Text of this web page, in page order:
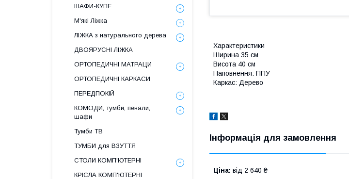
Характеристики
Ширина 35 см
Висота 40 см
Наповнення: ППУ
Каркас: Дерево
Інформація для замовлення
Ціна: від 2 640 ₴
ШАФИ-КУПЕ
М'які Ліжка
ЛІЖКА з натурального дерева
ДВОЯРУСНІ ЛІЖКА
ОРТОПЕДИЧНІ МАТРАЦИ
ОРТОПЕДИЧНІ КАРКАСИ
ПЕРЕДПОКІЙ
КОМОДИ, тумби, пенали,
шафи
Тумби ТВ
ТУМБИ для ВЗУТТЯ
СТОЛИ КОМП'ЮТЕРНІ
КРІСЛА КОМП'ЮТЕРНІ